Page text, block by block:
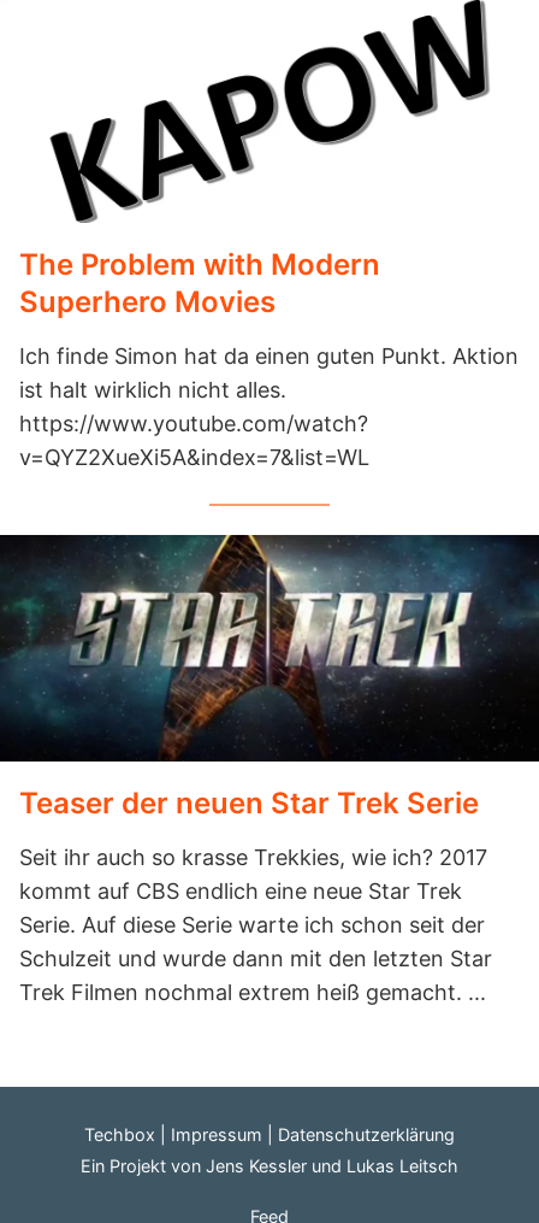
The Problem with Modern
Superhero Movies
Ich finde Simon hat da einen guten Punkt. Aktion
ist halt wirklich nicht alles.
https://www.youtube.com/watch?
v=QYZ2XueXi5A&index=7&list=WL
Teaser der neuen Star Trek Serie
Seit ihr auch so krasse Trekkies, wie ich? 2017
kommt auf CBS endlich eine neue Star Trek
Serie. Auf diese Serie warte ich schon seit der
Schulzeit und wurde dann mit den letzten Star
Trek Filmen nochmal extrem heiß gemacht. ...
Techbox Impressum
Datenschutzerklärung
Ein Projekt von Jens Kessler und Lukas Leitsch
Feed